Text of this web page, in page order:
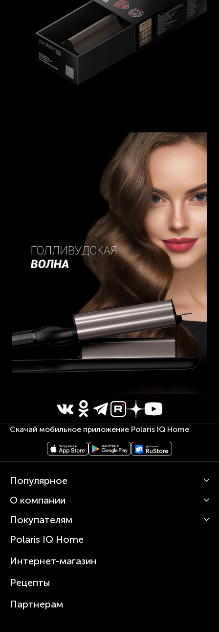
Скачай мобильное приложение Polaris IQ Home
Популярное
Кофемашины
Вертикальные пылесосы
Зубные щетки и ирригаторы
Увлажнители
Посуда
О компании
О Polaris
Статьи
Покупателям
Сервисные центры
Где купить
Polaris IQ Home
Интернет-магазин
Рецепты
Партнерам